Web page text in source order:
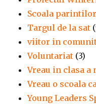
Scoala parintilor
Targul de la sat
viitor in
Voluntariat (3)
Vreau in clasa a
Vreau o scoala
Young Leaders